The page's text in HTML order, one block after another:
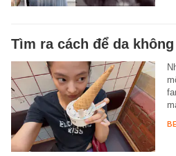
Tìm ra cách để da